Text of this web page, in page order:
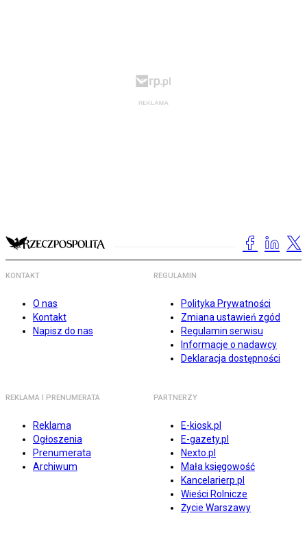
KONTAKT
O nas
Kontakt
Napisz do nas
REGULAMIN
Polityka Prywatności
Zmiana ustawień zgód
Regulamin serwisu
Informacje o nadawcy
Deklaracja dostępności
REKLAMA I PRENUMERATA
Reklama
Ogłoszenia
Prenumerata
Archiwum
PARTNERZY
E-kiosk.pl
E-gazety.pl
Nexto.pl
Mała księgowość
Kancelarierp.pl
Wieści Rolnicze
Życie Warszawy